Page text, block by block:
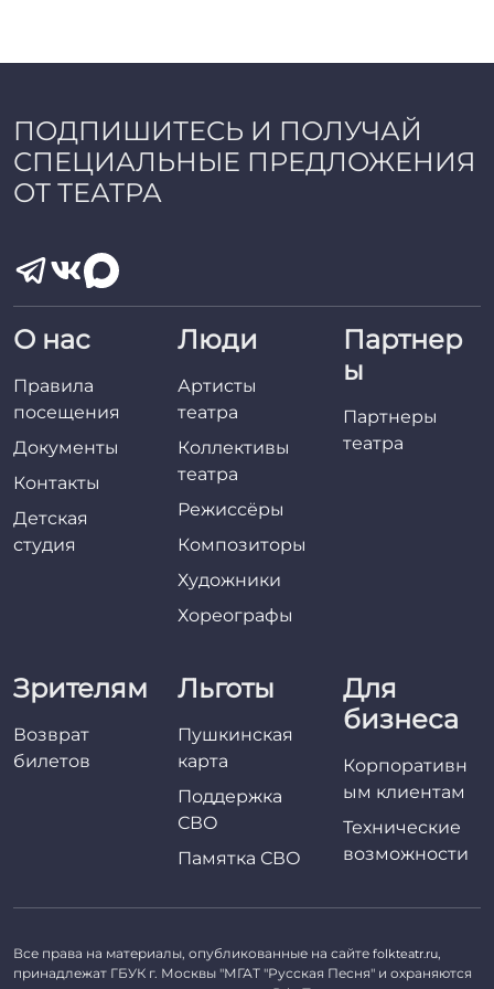
ПОДПИШИТЕСЬ И ПОЛУЧАЙ
СПЕЦИАЛЬНЫЕ ПРЕДЛОЖЕНИЯ
ОТ ТЕАТРА
О нас
Правила
посещения
Документы
Контакты
Детская
студия
Люди
Артисты
театра
Коллективы
театра
Режиссёры
Композиторы
Художники
Хореографы
Партнер
ы
Партнеры
театра
Зрителям
Возврат
билетов
Льготы
Пушкинская
карта
Поддержка
СВО
Памятка СВО
Для
бизнеса
Корпоративн
ым клиентам
Технические
возможности
Все права на материалы, опубликованные на сайте folkteatr.ru,
принадлежат ГБУК г. Москвы "МГАТ "Русская Песня" и охраняются